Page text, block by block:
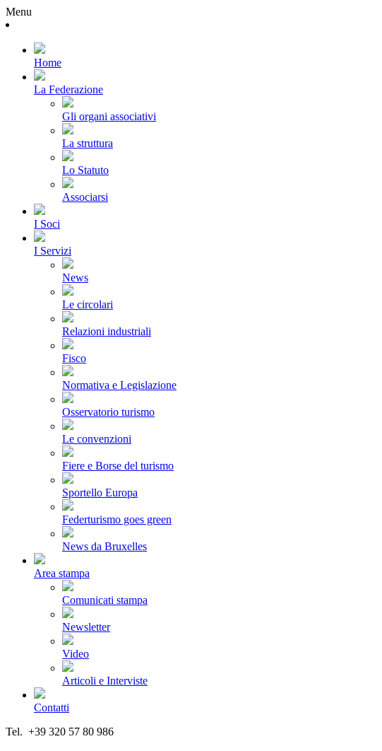
Menu
Home
La Federazione
Gli organi associativi
La struttura
Lo Statuto
Associarsi
I Soci
I Servizi
News
Le circolari
Relazioni industriali
Fisco
Normativa e Legislazione
Osservatorio turismo
Le convenzioni
Fiere e Borse del turismo
Sportello Europa
Federturismo goes green
News da Bruxelles
Area stampa
Comunicati stampa
Newsletter
Video
Articoli e Interviste
Contatti
Tel. +39 320 57 80 986